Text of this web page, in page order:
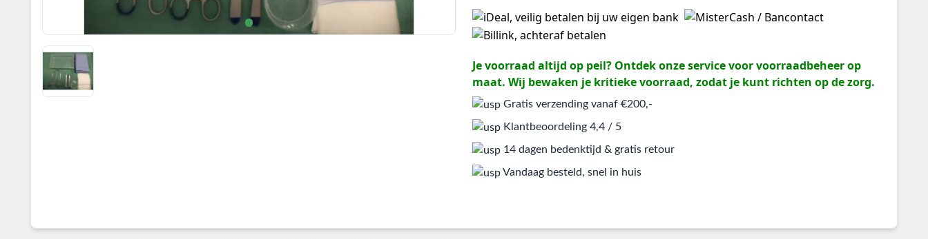
Je voorraad altijd op peil? Ontdek onze service voor voorraadbeheer op
maat. Wij bewaken je kritieke voorraad, zodat je kunt richten op de zorg.
Gratis verzending vanaf €200,-
Klantbeoordeling 4,4 / 5
14 dagen bedenktijd & gratis retour
Vandaag besteld, snel in huis